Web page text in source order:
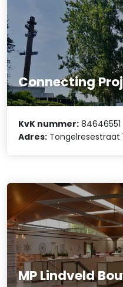
Connecting
KvK nummer: 84646551
Adres: Tongelresestraat
MP Lindveld